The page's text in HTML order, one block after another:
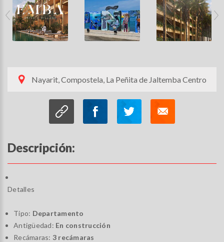
Nayarit, Compostela, La Peñita de Jaltemba Centro
Descripción:
Detalles
Tipo: Departamento
Antigüedad: En construcción
Recámaras: 3 recámaras